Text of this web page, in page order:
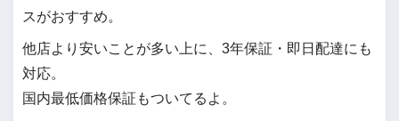
スがおすすめ。
他店より安いことが多い上に、3年保証・即日配達にも
対応。
国内最低価格保証もついてるよ。